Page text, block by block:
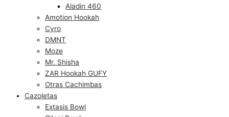
Aladin 460
Amotion Hookah
Cyro
DMNT
Moze
Mr. Shisha
ZAR Hookah GUFY
Otras Cachimbas
Cazoletas
Extasis Bowl